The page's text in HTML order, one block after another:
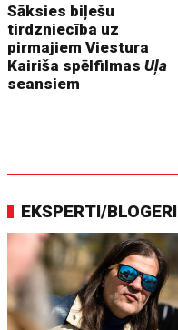
Sāksies biļešu
tirdzniecība uz
pirmajiem Viestura
Kairiša spēlfilmasUļa
seansiem
EKSPERTI/BLOGERI